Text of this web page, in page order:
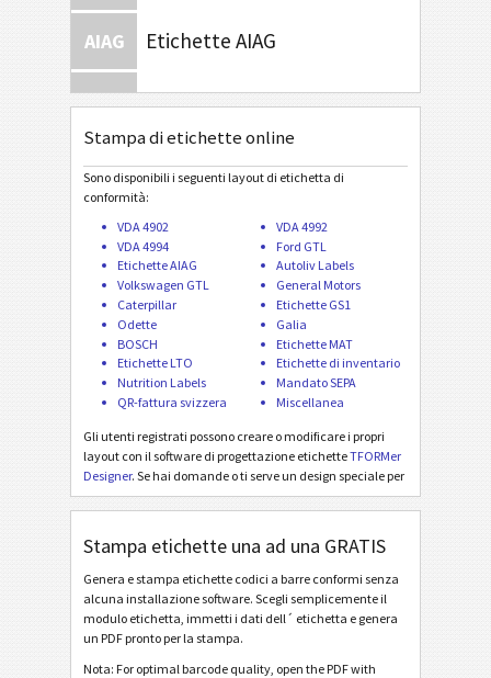
AIAG Etichette AIAG
A Autoliv Labels
VW Volkswagen GTL
GM General Motors
CAT Caterpillar
GS1 Etichette GS1
O Odette
G Galia
B BOSCH
MAT Etichette MAT
LTO Etichette LTO
Stampa di etichette online
Sono disponibili i seguenti layout di etichetta di
conformità:
VDA 4902
VDA 4992
VDA 4994
Ford GTL
Etichette AIAG
Autoliv Labels
Volkswagen GTL
General Motors
Caterpillar
Etichette GS1
Odette
Galia
BOSCH
Etichette MAT
Etichette LTO
Etichette di inventario
Nutrition Labels
Mandato SEPA
QR-fattura svizzera
Miscellanea
Gli utenti registrati possono creare o modificare i propri
layout con il software di progettazione etichetteTFORMer
Designer. Se hai domande o ti serve un design speciale per
un´ etichetta bastacontattarci. Design di etichette di
interesse comune sono aggiunti gratuitamente!
Stampa etichette una ad una GRATIS
Genera e stampa etichette codici a barre conformi senza
alcuna installazione software. Scegli semplicemente il
modulo etichetta, immetti i dati dell´ etichetta e genera
un PDF pronto per la stampa.
Nota: For optimal barcode quality, open the PDF with